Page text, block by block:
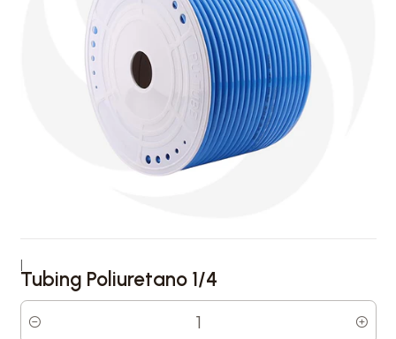
|
Tubing Poliuretano 1/4
Cantidad